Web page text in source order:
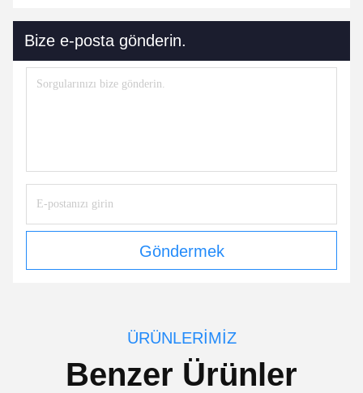
Bize e-posta gönderin.
Göndermek
ÜRÜNLERIMIZ
Benzer Ürünler